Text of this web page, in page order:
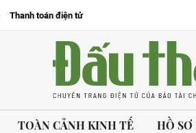
Thanh toán điện tử
TOÀN CẢNH KINH TẾ HỒ